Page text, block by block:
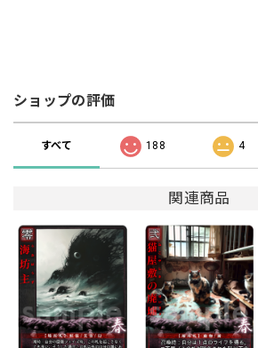
ショップの評価
すべて 188 4
関連商品